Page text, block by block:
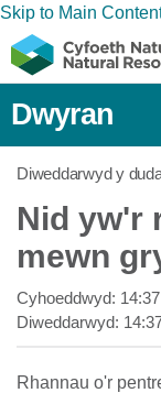
Skip to Main
Dwyran
Diweddarwyd y
Nid yw'r
mewn
Cyhoeddwyd:
Diweddarwyd:
Rhannau o'r